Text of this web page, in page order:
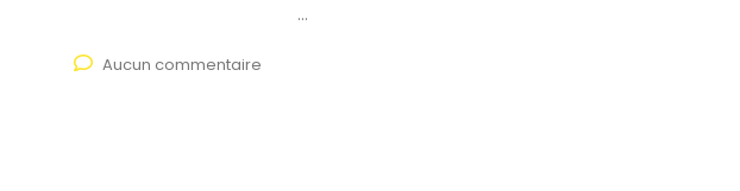
Aucun commentaire
…